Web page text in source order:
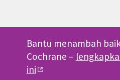
Bantu menambah
Cochrane –
ini